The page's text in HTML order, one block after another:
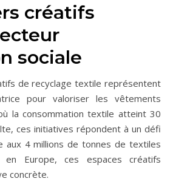
créatifs
sociale
de recyclage textile représentent
pour valoriser les vêtements
la consommation textile atteint 30
ces initiatives répondent à un défi
aux 4 millions de tonnes de textiles
en Europe, ces espaces créatifs
concrète.